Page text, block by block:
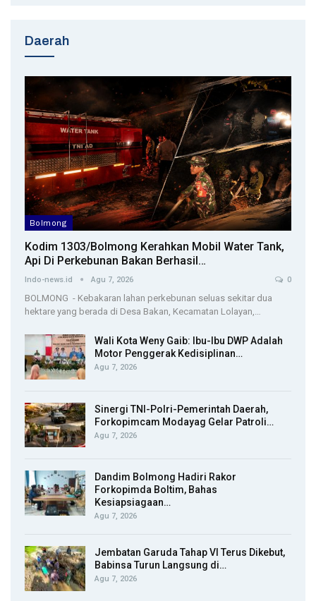
Daerah
Bolmong
Kodim 1303/Bolmong Kerahkan Mobil Water Tank,
Api Di Perkebunan Bakan Berhasil…
Indo-news.id Agu 7, 2026 0
BOLMONG - Kebakaran lahan perkebunan seluas sekitar dua
hektare yang berada di Desa Bakan, Kecamatan Lolayan,…
Wali Kota Weny Gaib: Ibu-Ibu DWP Adalah
Motor Penggerak Kedisiplinan…
Agu 7, 2026
Sinergi TNI-Polri-Pemerintah Daerah,
Forkopimcam Modayag Gelar Patroli…
Agu 7, 2026
Dandim Bolmong Hadiri Rakor
Forkopimda Boltim, Bahas
Kesiapsiagaan…
Agu 7, 2026
Jembatan Garuda Tahap VI Terus Dikebut,
Babinsa Turun Langsung di…
Agu 7, 2026